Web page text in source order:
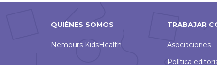
QUIÉNES SOMOS
Nemours KidsHealth
TRABAJAR
Asociaciones
Política